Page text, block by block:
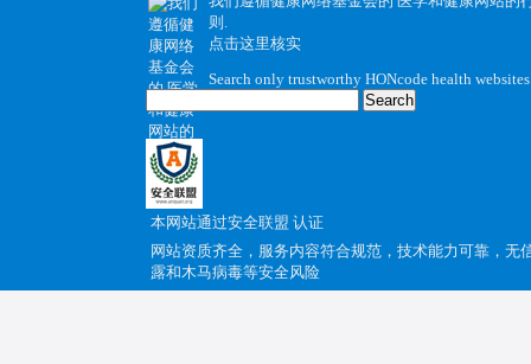
则 .
点击这里核实
Search only trustworthy HONcode health
本网站通过安全联盟 认证
网站资质齐全，服务内容符合规范，技术能力可靠，无
露和木马病毒等安全风险